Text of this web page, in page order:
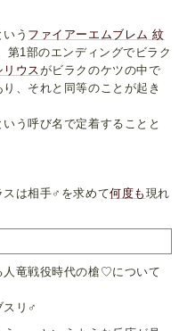
う ファイアーエムブレム 紋
第1部のエンディングでビラク
リウスがビラクのケツの中で
、それと同等のことが起き
う呼び名で定着することと
スは相手♂を求めて何度も 現れ
人竜戦役時代の槍♡について
スリ♂